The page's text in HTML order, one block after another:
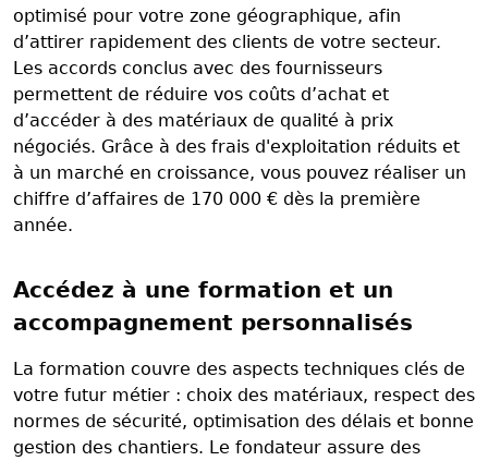
optimisé pour votre zone géographique, afin
d’attirer rapidement des clients de votre secteur.
Les accords conclus avec des fournisseurs
permettent de réduire vos coûts d’achat et
d’accéder à des matériaux de qualité à prix
négociés. Grâce à des frais d'exploitation réduits et
à un marché en croissance, vous pouvez réaliser un
chiffre d’affaires de 170 000 € dès la première
année.
Accédez à une formation et un
accompagnement personnalisés
La formation couvre des aspects techniques clés de
votre futur métier : choix des matériaux, respect des
normes de sécurité, optimisation des délais et bonne
gestion des chantiers. Le fondateur assure des